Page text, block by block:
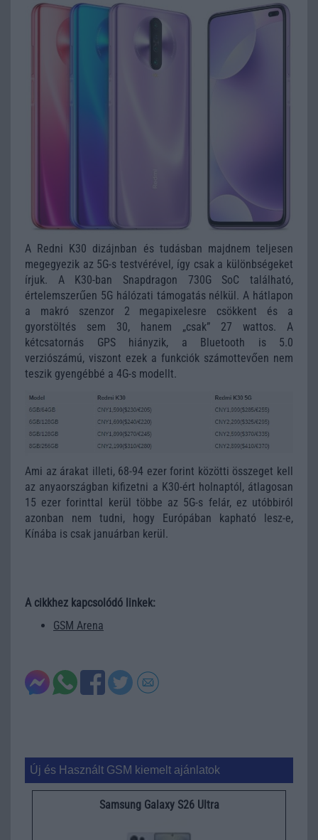
A Redni K30 dizájnban és tudásban majdnem teljesen
megegyezik az 5G-s testvérével, így csak a különbségeket
írjuk. A K30-ban Snapdragon 730G SoC található,
értelemszerűen 5G hálózati támogatás nélkül. A hátlapon
a makró szenzor 2 megapixelesre csökkent és a
gyorstöltés sem 30, hanem „csak” 27 wattos. A
kétcsatornás GPS hiányzik, a Bluetooth is 5.0
verziószámú, viszont ezek a funkciók számottevően nem
teszik gyengébbé a 4G-s modellt.
Ami az árakat illeti, 68-94 ezer forint közötti összeget kell
az anyaországban kifizetni a K30-ért holnaptól, átlagosan
15 ezer forinttal kerül többe az 5G-s felár, ez utóbbiról
azonban nem tudni, hogy Európában kapható lesz-e,
Kínába is csak januárban kerül.
A cikkhez kapcsolódó linkek:
GSM Arena
Új és Használt GSM kiemelt ajánlatok
Samsung Galaxy S26 Ultra